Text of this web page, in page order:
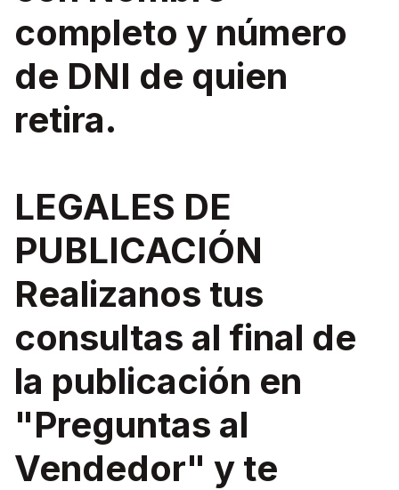
completo y número
de DNI de quien
retira.
LEGALES DE
PUBLICACIÓN
Realizanos tus
consultas al final de
la publicación en
"Preguntas al
Vendedor" y te